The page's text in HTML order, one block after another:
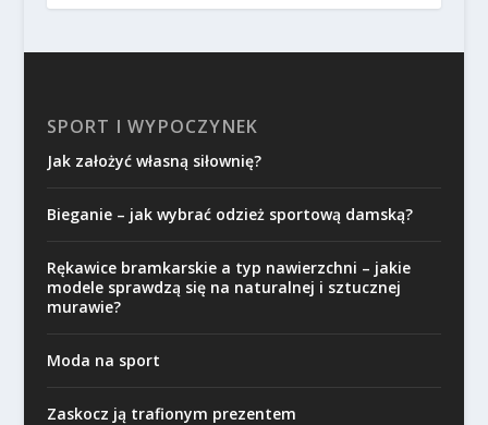
SPORT I WYPOCZYNEK
Jak założyć własną siłownię?
Bieganie – jak wybrać odzież sportową damską?
Rękawice bramkarskie a typ nawierzchni – jakie
modele sprawdzą się na naturalnej i sztucznej
murawie?
Moda na sport
Zaskocz ją trafionym prezentem